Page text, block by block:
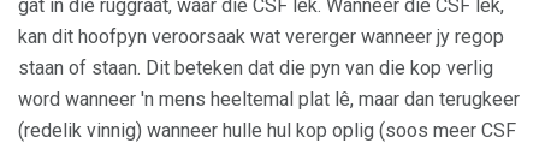
gat in die ruggraat, waar die CSF lek. Wanneer die CSF lek,
kan dit hoofpyn veroorsaak wat vererger wanneer jy regop
staan ​​of staan. Dit beteken dat die pyn van die kop verlig
word wanneer 'n mens heeltemal plat lê, maar dan terugkeer
(redelik vinnig) wanneer hulle hul kop oplig (soos meer CSF